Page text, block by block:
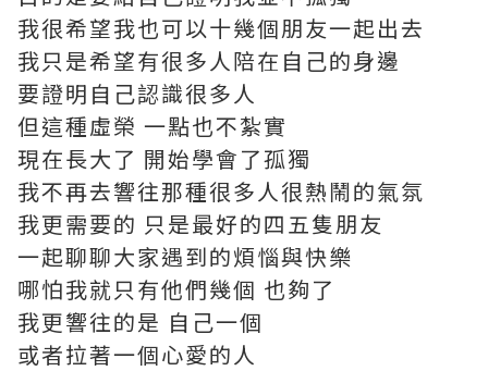
我很希望我也可以十幾個朋友一起出去
我只是希望有很多人陪在自己的身邊
要證明自己認識很多人
但這種虛榮 一點也不紮實
現在長大了 開始學會了孤獨
我不再去響往那種很多人很熱鬧的氣氛
我更需要的 只是最好的四五隻朋友
一起聊聊大家遇到的煩惱與快樂
哪怕我就只有他們幾個 也夠了
我更響往的是 自己一個
或者拉著一個心愛的人